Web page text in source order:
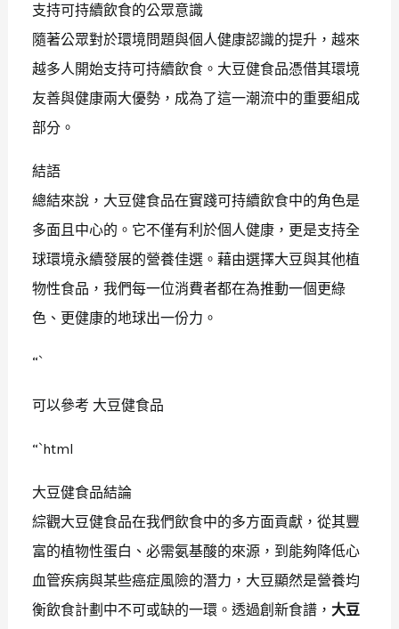
支持可持續飲食的公眾意識
隨著公眾對於環境問題與個人健康認識的提升，越來
越多人開始支持可持續飲食。大豆健食品憑借其環境
友善與健康兩大優勢，成為了這一潮流中的重要組成
部分。
結語
總結來說，大豆健食品在實踐可持續飲食中的角色是
多面且中心的。它不僅有利於個人健康，更是支持全
球環境永續發展的營養佳選。藉由選擇大豆與其他植
物性食品，我們每一位消費者都在為推動一個更綠
色、更健康的地球出一份力。
“`
可以參考 大豆健食品
“`html
大豆健食品結論
綜觀大豆健食品在我們飲食中的多方面貢獻，從其豐
富的植物性蛋白、必需氨基酸的來源，到能夠降低心
血管疾病與某些癌症風險的潛力，大豆顯然是營養均
衡飲食計劃中不可或缺的一環。透過創新食譜， 大豆